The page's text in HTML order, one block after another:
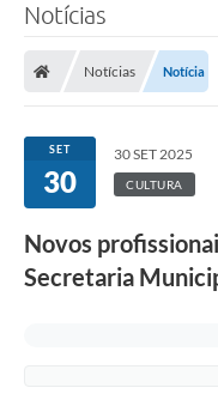
Notícias
Notícias Notícia
SET
30
30 SET 2025
CULTURA
Novos
Secretaria